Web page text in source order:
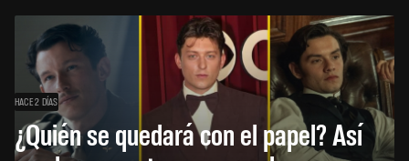
HACE 2 DÍAS
¿Quién se quedará con el papel? Así